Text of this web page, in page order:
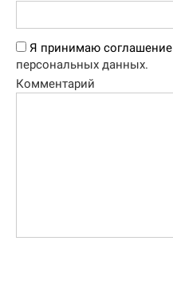
Я принимаю соглашение
персональных данных.
Комментарий